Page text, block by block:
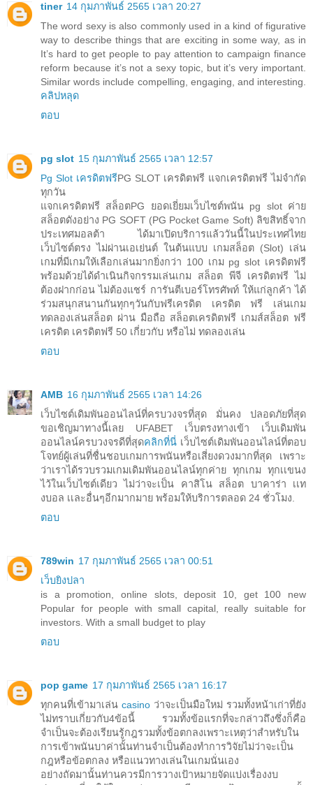
tiner 14 กุมภาพันธ์ 2565 เวลา 20:27
The word sexy is also commonly used in a kind of figurative
way to describe things that are exciting in some way, as in
It’s hard to get people to pay attention to campaign finance
reform because it’s not a sexy topic, but it’s very important.
Similar words include compelling, engaging, and interesting.
คลิปหลุด
ตอบ
pg slot 15 กุมภาพันธ์ 2565 เวลา 12:57
Pg Slot เครดิตฟรีPG SLOT เครดิตฟรี แจกเครดิตฟรี ไม่จำกัด
ทุกวัน
แจกเครดิตฟรี สล็อตPG ยอดเยี่ยมเว็บไซต์พนัน pg slot ค่าย
สล็อตดังอย่าง PG SOFT (PG Pocket Game Soft) ลิขสิทธิ์จาก
ประเทศมอลต้า ได้มาเปิดบริการแล้ววันนี้ในประเทศไทย
เว็บไซต์ตรง ไม่ผ่านเอเย่นต์ ในต้นแบบ เกมสล็อต (Slot) เล่น
เกมที่มีเกมให้เลือกเล่นมากยิ่งกว่า 100 เกม pg slot เครดิตฟรี
พร้อมด้วยได้ดำเนินกิจกรรมเล่นเกม สล็อต พีจี เครดิตฟรี ไม่
ต้องฝากก่อน ไม่ต้องแชร์ การันตีเบอร์โทรศัพท์ ให้แก่ลูกค้า ได้
ร่วมสนุกสนานกันทุกๆวันกับฟรีเครดิต เครดิต ฟรี เล่นเกม
ทดลองเล่นสล็อต ผ่าน มือถือ สล็อตเครดิตฟรี เกมส์สล็อต ฟรี
เครดิต เครดิตฟรี 50 เกี่ยวกับ หรือไม่ ทดลองเล่น
ตอบ
AMB 16 กุมภาพันธ์ 2565 เวลา 14:26
เว็บไซต์เดิมพันออนไลน์ที่ครบวงจรที่สุด มั่นคง ปลอดภัยที่สุด
ขอเชิญมาทางนี้เลย UFABET เว็บตรงทางเข้า เว็บเดิมพัน
ออนไลน์ครบวงจรดีที่สุดคลิกที่นี่ เว็บไซต์เดิมพันออนไลน์ที่ตอบ
โจทย์ผู้เล่นที่ชื่นชอบเกมการพนันหรือเสี่ยงดวงมากที่สุด เพราะ
ว่าเราได้รวบรวมเกมเดิมพันออนไลน์ทุกค่าย ทุกเกม ทุกเเขนง
ไว้ในเว็บไซต์เดียว ไม่ว่าจะเป็น คาสิโน สล็อต บาคาร่า เเท
งบอล เเละอื่นๆอีกมากมาย พร้อมให้บริการตลอด 24 ชั่วโมง.
ตอบ
789win 17 กุมภาพันธ์ 2565 เวลา 00:51
เว็บยิงปลา
is a promotion, online slots, deposit 10, get 100 new
Popular for people with small capital, really suitable for
investors. With a small budget to play
ตอบ
pop game 17 กุมภาพันธ์ 2565 เวลา 16:17
ทุกคนที่เข้ามาเล่น casino ว่าจะเป็นมือใหม่ รวมทั้งหน้าเก่าที่ยัง
ไม่ทราบเกี่ยวกับ4ข้อนี้ รวมทั้งข้อแรกที่จะกล่าวถึงซึ่งก็คือ
จำเป็นจะต้องเรียนรู้กฎรวมทั้งข้อตกลงเพราะเหตุว่าสำหรับใน
การเข้าพนันบาค่านั้นท่านจำเป็นต้องทำการวิจัยไม่ว่าจะเป็น
กฎหรือข้อตกลง หรือแนวทางเล่นในเกมนั่นเอง
อย่างถัดมานั้นท่านควรมีการวางเป้าหมายจัดแบ่งเรื่องงบ